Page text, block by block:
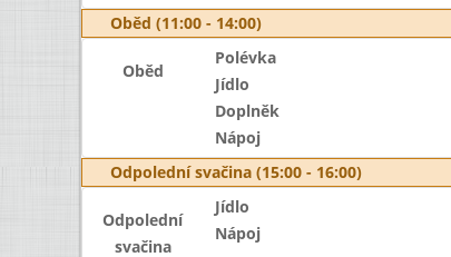
Oběd (11:00 - 14:00)
Oběd
Polévka
Jídlo
Doplněk
Nápoj
Odpolední svačina (15:00 - 16:00)
Odpolední
svačina
Jídlo
Nápoj